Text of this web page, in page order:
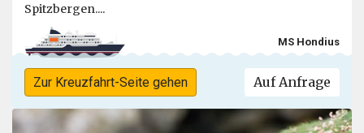
Spitzbergen....
MS Hondius
Zur Kreuzfahrt-Seite gehen Auf Anfrage